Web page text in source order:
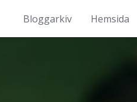
Bloggarkiv Hemsida